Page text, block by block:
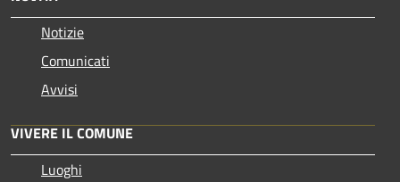
Notizie
Comunicati
Avvisi
VIVERE IL COMUNE
Luoghi